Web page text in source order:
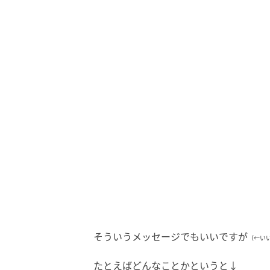
そういうメッセージでもいいですが （←い
たとえばどんなことかというと↓